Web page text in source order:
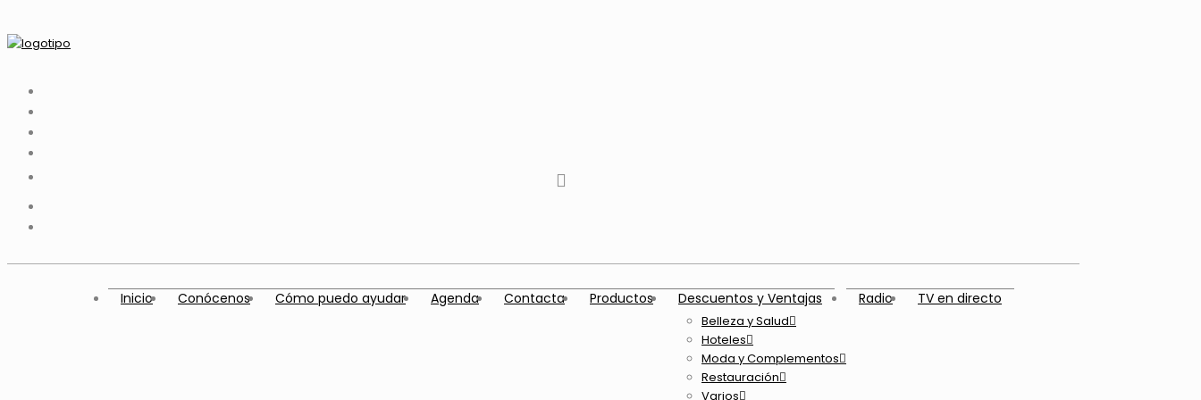
Youtube
Inicio Conócenos Cómo puedo ayudar Agenda Contacta Productos Descuentos y Ventajas
Belleza y Salud
Hoteles
Moda y Complementos
Restauración
Varios
Radio TV en directo